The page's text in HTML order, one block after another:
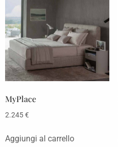
MyPlace
2.245€
Aggiungi al carrello